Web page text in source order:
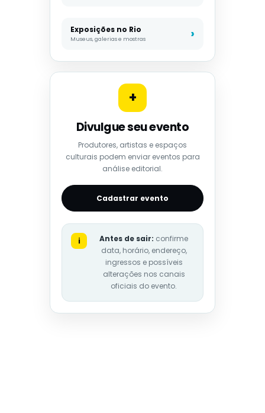
Exposições no Rio
Museus, galerias e mostras
+
Divulgue seu evento
Produtores, artistas e espaços
culturais podem enviar eventos para
análise editorial.
Cadastrar evento
i Antes de sair: confirme
data, horário, endereço,
ingressos e possíveis
alterações nos canais
oficiais do evento.